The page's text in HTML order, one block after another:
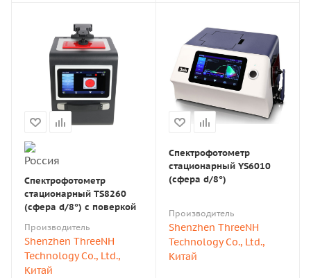
Спектрофотометр
стационарный ТS8260
(сфера d/8°) с поверкой
Производитель
Shenzhen ThreeNH
Technology Co., Ltd.,
Китай
Спектрофотометр
стационарный YS6010
(сфера d/8°)
Производитель
Shenzhen ThreeNH
Technology Co., Ltd.,
Китай